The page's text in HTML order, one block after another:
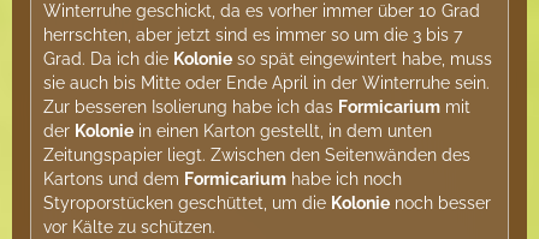
Winterruhe geschickt, da es vorher immer über 10 Grad
herrschten, aber jetzt sind es immer so um die 3 bis 7
Grad. Da ich die Kolonie so spät eingewintert habe, muss
sie auch bis Mitte oder Ende April in der Winterruhe sein.
Zur besseren Isolierung habe ich das Formicarium mit
der Kolonie in einen Karton gestellt, in dem unten
Zeitungspapier liegt. Zwischen den Seitenwänden des
Kartons und dem Formicarium habe ich noch
Styroporstücken geschüttet, um die Kolonie noch besser
vor Kälte zu schützen.